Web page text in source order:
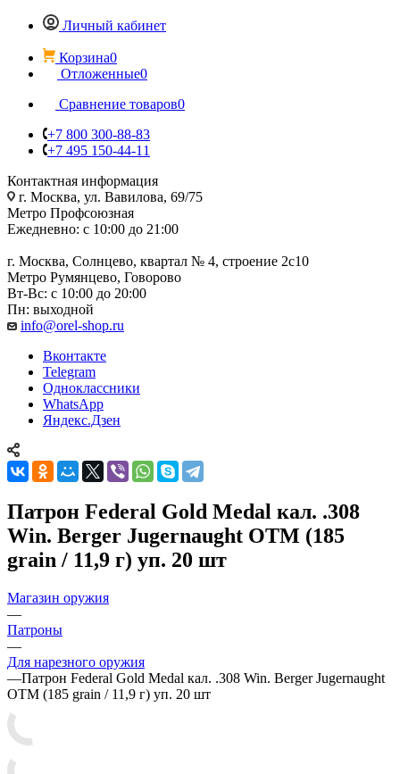
Личный кабинет
Корзина0
Отложенные0
Сравнение товаров0
+7 800 300-88-83
+7 495 150-44-11
Контактная информация
г. Москва, ул. Вавилова, 69/75
Метро Профсоюзная
Ежедневно: с 10:00 до 21:00
г. Москва, Солнцево, квартал № 4, строение 2с10
Метро Румянцево, Говорово
Вт-Вс: с 10:00 до 20:00
Пн: выходной
info@orel-shop.ru
Вконтакте
Telegram
Одноклассники
WhatsApp
Яндекс.Дзен
Патрон Federal Gold Medal кал. .308
Win. Berger Jugernaught OTM (185
grain / 11,9 г) уп. 20 шт
Магазин оружия
—
Патроны
—
Для нарезного оружия
—Патрон Federal Gold Medal кал. .308 Win. Berger Jugernaught
OTM (185 grain / 11,9 г) уп. 20 шт